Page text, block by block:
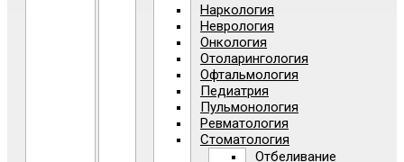
Наркология
Неврология
Онкология
Отоларингология
Офтальмология
Педиатрия
Пульмонология
Ревматология
Стоматология
Отбеливание